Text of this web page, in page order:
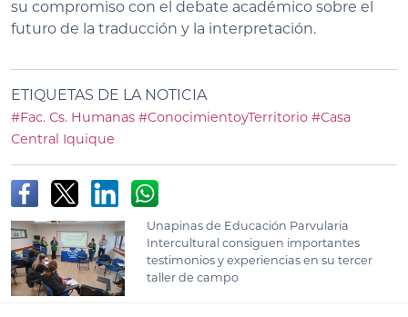
su compromiso con el debate académico sobre el
futuro de la traducción y la interpretación.
ETIQUETAS DE LA NOTICIA
#Fac. Cs. Humanas #ConocimientoyTerritorio #Casa
Central Iquique
Unapinas de Educación Parvularia
Intercultural consiguen importantes
testimonios y experiencias en su tercer
taller de campo